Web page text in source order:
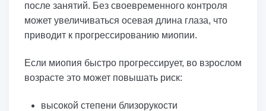
после занятий. Без своевременного контроля
может увеличиваться осевая длина глаза, что
приводит к прогрессированию миопии.
Если миопия быстро прогрессирует, во взрослом
возрасте это может повышать риск:
высокой степени близорукости